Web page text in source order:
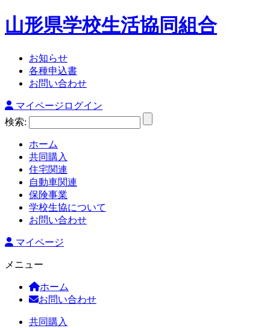
山形県学校生活協同組合
お知らせ
各種申込書
お問い合わせ
マイページログイン
検索:
ホーム
共同購入
住宅関連
自動車関連
保険事業
学校生協について
お問い合わせ
マイページ
メニュー
ホーム
お問い合わせ
共同購入